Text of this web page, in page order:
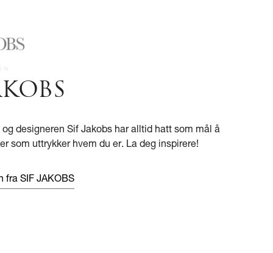
designeren Sif Jakobs har alltid hatt som mål å
som uttrykker hvem du er. La deg inspirere!
fra SIF JAKOBS